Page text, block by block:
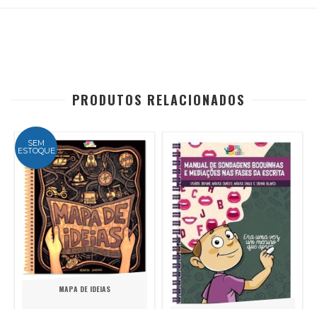
PRODUTOS RELACIONADOS
SEM
ESTOQUE
MAPA DE IDEIAS